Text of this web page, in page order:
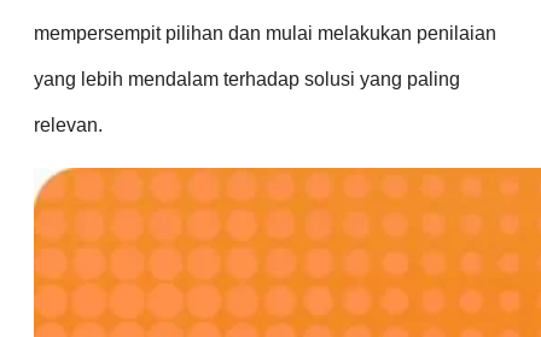
mempersempit pilihan dan mulai melakukan penilaian
yang lebih mendalam terhadap solusi yang paling
relevan.